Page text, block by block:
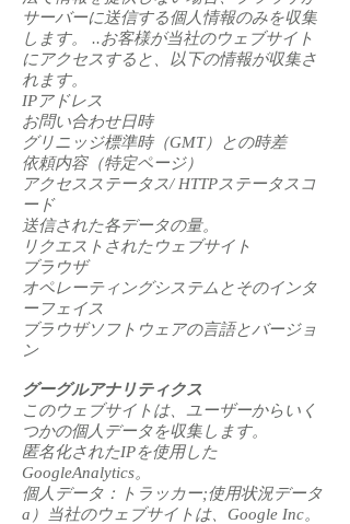
サーバーに送信する個人情報のみを収集
します。 ..お客様が当社のウェブサイト
にアクセスすると、以下の情報が収集さ
れます。
IPアドレス
お問い合わせ日時
グリニッジ標準時（GMT）との時差
依頼内容（特定ページ）
アクセスステータス/ HTTPステータスコ
ード
送信された各データの量。
リクエストされたウェブサイト
ブラウザ
オペレーティングシステムとそのインタ
ーフェイス
ブラウザソフトウェアの言語とバージョ
ン
グーグルアナリティクス
このウェブサイトは、ユーザーからいく
つかの個人データを収集します。
匿名化されたIPを使用した
GoogleAnalytics。
個人データ：トラッカー;使用状況データ
a）当社のウェブサイトは、Google Inc。